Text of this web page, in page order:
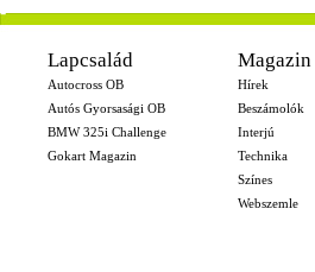
-
Lapcsalád
Autocross OB
Autós Gyorsasági OB
BMW 325i Challenge
Gokart Magazin
Magazin
Hírek
Beszámolók
Interjú
Technika
Színes
Webszemle